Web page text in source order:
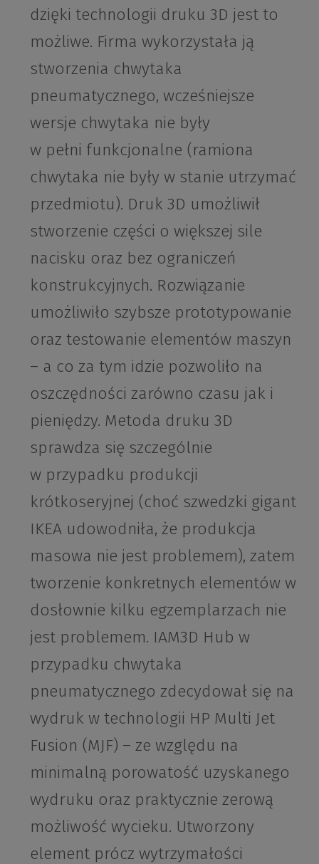
dzięki technologii druku 3D jest to
możliwe. Firma wykorzystała ją
stworzenia chwytaka
pneumatycznego, wcześniejsze
wersje chwytaka nie były
w pełni funkcjonalne (ramiona
chwytaka nie były w stanie utrzymać
przedmiotu). Druk 3D umożliwił
stworzenie części o większej sile
nacisku oraz bez ograniczeń
konstrukcyjnych. Rozwiązanie
umożliwiło szybsze prototypowanie
oraz testowanie elementów maszyn
– a co za tym idzie pozwoliło na
oszczędności zarówno czasu jak i
pieniędzy. Metoda druku 3D
sprawdza się szczególnie
w przypadku produkcji
krótkoseryjnej (choć szwedzki gigant
IKEA udowodniła, że produkcja
masowa nie jest problemem), zatem
tworzenie konkretnych elementów w
dosłownie kilku egzemplarzach nie
jest problemem. IAM3D Hub w
przypadku chwytaka
pneumatycznego zdecydował się na
wydruk w technologii HP Multi Jet
Fusion (MJF) – ze względu na
minimalną porowatość uzyskanego
wydruku oraz praktycznie zerową
możliwość wycieku. Utworzony
element prócz wytrzymałości